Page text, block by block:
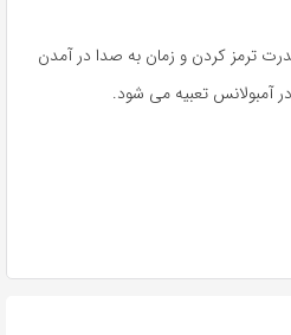
ترمز کردن و زمان به صدا در آمدن
آمبولانس تعبیه می شود.